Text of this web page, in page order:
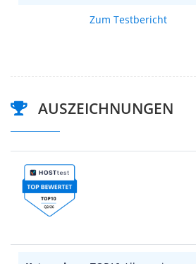
Zum Testbericht
AUSZEICHNUNGEN